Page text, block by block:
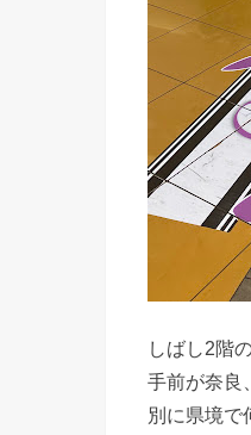
しばし2階
手前が奈良
別に県境で